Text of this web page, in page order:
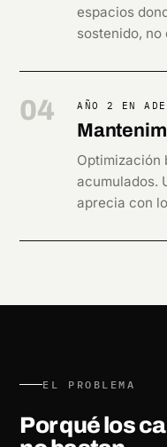
espacios
sostenido, no
04 AÑO 2 EN
Optimización
acumulados.
aprecia con
EL PROBLEMA
Por qué los